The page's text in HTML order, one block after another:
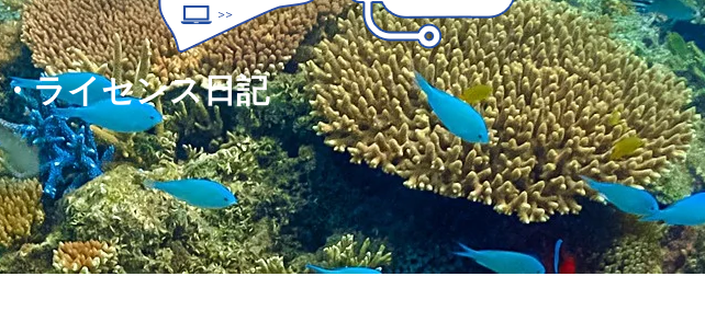
ライセンス日記